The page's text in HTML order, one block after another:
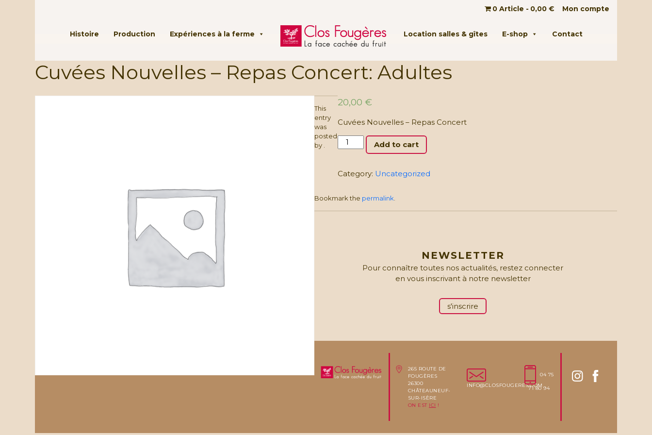
Mon compte
0 Article 0,00 €
Histoire Production Expériences à la ferme Location salles & gîtes E-shop Contact
Cuvées Nouvelles – Repas Concert: Adultes
20,00 €
Cuvées Nouvelles – Repas Concert
Cuvées
Nouvelles
Repas
Adultes
quantity
Add to cart
Category: Uncategorized
This
entry
was
posted
by
Bookmark the permalink
NEWSLETTER
Pour connaître toutes nos actualités, restez connecter
en vous inscrivant à notre newsletter
s'inscrire
265 ROUTE DE
FOUGÈRES
26300
CHÂTEAUNEUF-
SUR-ISÈRE
ON EST ICI !
INFO@CLOSFOUGERES.COM
04 75
71 80 94